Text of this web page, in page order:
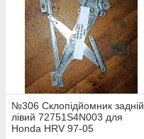
№306 Склопідйомник задній
лівий 72751S4N003 для
Honda HRV 97-05